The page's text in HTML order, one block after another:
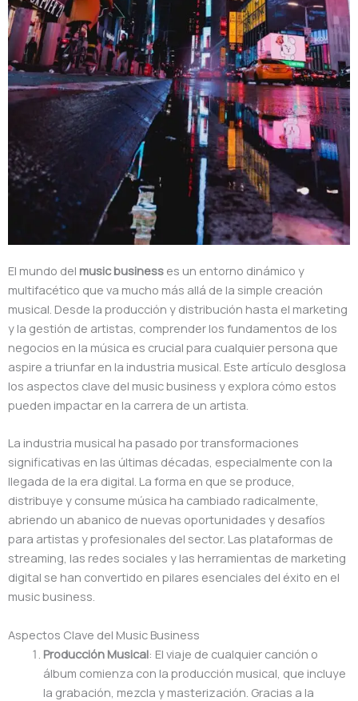
El mundo del music business es un entorno dinámico y
multifacético que va mucho más allá de la simple creación
musical. Desde la producción y distribución hasta el marketing
y la gestión de artistas, comprender los fundamentos de los
negocios en la música es crucial para cualquier persona que
aspire a triunfar en la industria musical. Este artículo desglosa
los aspectos clave del music business y explora cómo estos
pueden impactar en la carrera de un artista.
La industria musical ha pasado por transformaciones
significativas en las últimas décadas, especialmente con la
llegada de la era digital. La forma en que se produce,
distribuye y consume música ha cambiado radicalmente,
abriendo un abanico de nuevas oportunidades y desafíos
para artistas y profesionales del sector. Las plataformas de
streaming, las redes sociales y las herramientas de marketing
digital se han convertido en pilares esenciales del éxito en el
music business.
Aspectos Clave del Music Business
Producción Musical: El viaje de cualquier canción o
álbum comienza con la producción musical, que incluye
la grabación, mezcla y masterización. Gracias a la